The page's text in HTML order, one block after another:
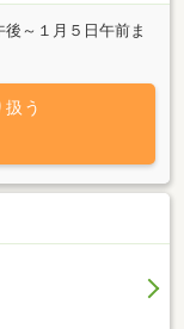
～１月５日午前ま
う